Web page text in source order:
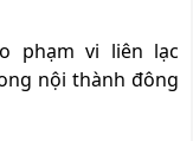
phạm vi liên lạc
nội thành đông